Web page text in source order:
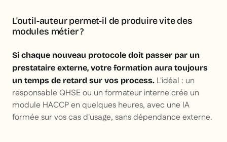
L'outil-auteur permet-il de produire vite des
modules métier ?
Si chaque nouveau protocole doit passer par un
prestataire externe, votre formation aura toujours
un temps de retard sur vos process. L'idéal : un
responsable QHSE ou un formateur interne crée un
module HACCP en quelques heures, avec une IA
formée sur vos cas d'usage, sans dépendance externe.